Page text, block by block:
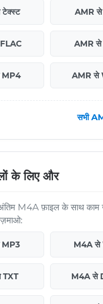
AMR
AMR से
MP4 AMR से
सभी
के लिए और
M4A फ़ाइल के साथ काम
M4A से
TXT M4A से